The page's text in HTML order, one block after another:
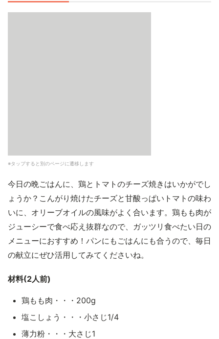
※タップすると別のページに遷移します
今日の晩ごはんに、鶏とトマトのチーズ焼きはいかがでし
ょうか？こんがり焼けたチーズと甘酸っぱいトマトの味わ
いに、オリーブオイルの風味がよく合います。鶏もも肉が
ジューシーで食べ応え抜群なので、ガッツリ食べたい日の
メニューにおすすめ！パンにもごはんにも合うので、毎日
の献立にぜひ活用してみてくださいね。
材料(2人前)
鶏もも肉・・・200g
塩こしょう・・・小さじ1/4
薄力粉・・・大さじ1